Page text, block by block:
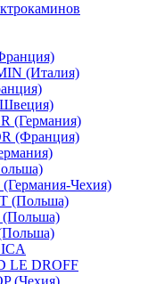
(Италия)
(Германия)
(Франция)
Чехия)
(Польша)
(Польша)
LE DROFF
(Чехия)